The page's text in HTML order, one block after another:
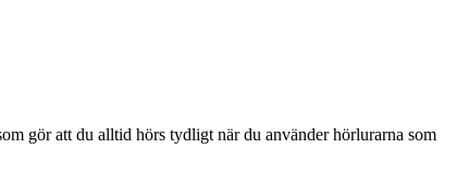
gör att du alltid hörs tydligt när du använder hörlurarna som